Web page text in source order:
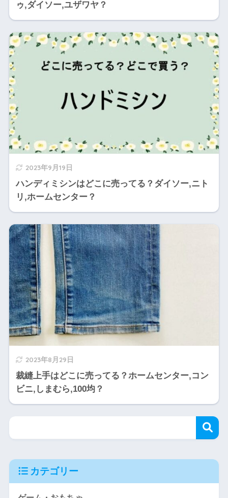
ゥ,ダイソー,ユザワヤ？
2023年9月19日
ハンディミシンはどこに売ってる？ダイソー,ニト
リ,ホームセンター？
2023年8月29日
裁縫上手はどこに売ってる？ホームセンター,コン
ビニ,しまむら,100均？
カテゴリー